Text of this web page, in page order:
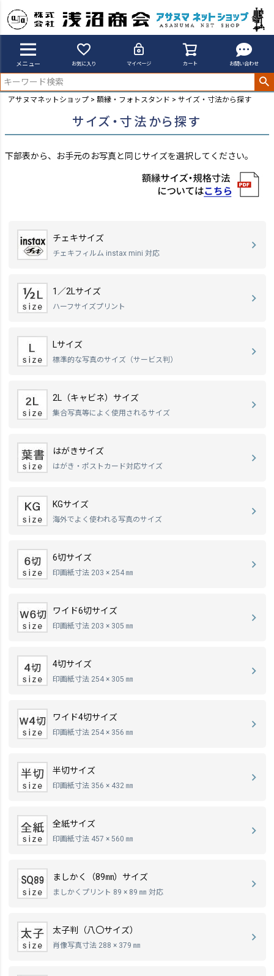
メニュー お気に入り マイページ カート お問い合わせ
アサヌマネットショップ 額縁・フォトスタンド サイズ・寸法から探す
サイズ・寸法から探す
下部表から、お手元のお写真と同じサイズを選択してください。
チェキサイズ
チェキフィルム instax mini 対応
1／2Lサイズ
ハーフサイズプリント
Lサイズ
標準的な写真のサイズ（サービス判）
2L（キャビネ）サイズ
集合写真等によく使用されるサイズ
はがきサイズ
はがき・ポストカード対応サイズ
KGサイズ
海外でよく使われる写真のサイズ
6切サイズ
印画紙寸法 203 × 254 ㎜
ワイド6切サイズ
印画紙寸法 203 × 305 ㎜
4切サイズ
印画紙寸法 254 × 305 ㎜
ワイド4切サイズ
印画紙寸法 254 × 356 ㎜
半切サイズ
印画紙寸法 356 × 432 ㎜
全紙サイズ
印画紙寸法 457 × 560 ㎜
ましかく（89㎜）サイズ
ましかくプリント 89 × 89 ㎜ 対応
太子判（八〇サイズ）
肖像写真寸法 288 × 379 ㎜